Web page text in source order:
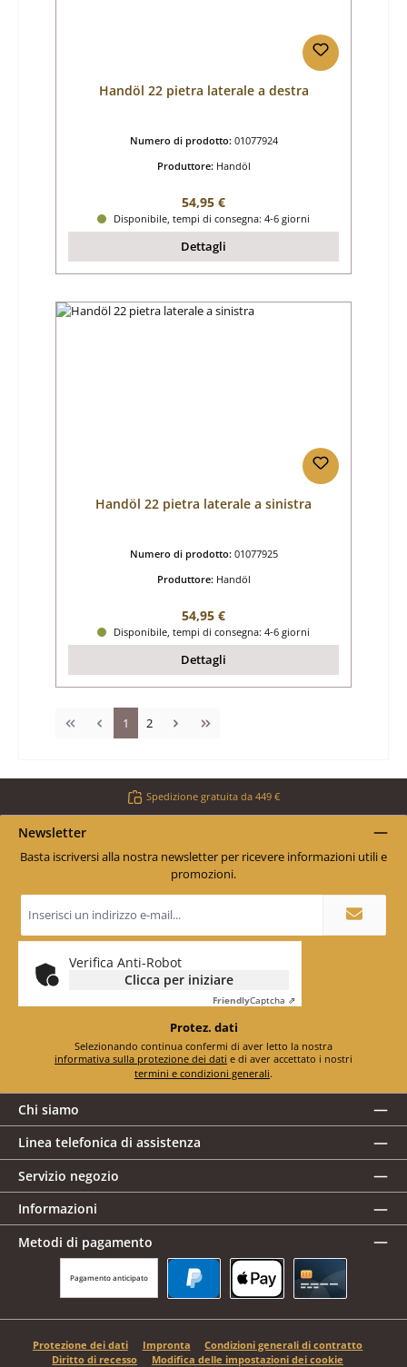
Handöl 22 pietra laterale a destra
Numero di prodotto: 01077924
Produttore: Handöl
Prezzo normale:
54,95 €
Disponibile, tempi di consegna: 4-6 giorni
Dettagli
Handöl 22 pietra laterale a sinistra
Numero di prodotto: 01077925
Produttore: Handöl
Prezzo normale:
54,95 €
Disponibile, tempi di consegna: 4-6 giorni
Dettagli
Pagina
1 Pagina
2
Spedizione gratuita da 449 €
Newsletter
Basta iscriversi alla nostra newsletter per ricevere informazioni utili e
promozioni.
Indirizzo
e-
*
Verifica Anti-Robot
Clicca per iniziare
FriendlyCaptcha ⇗
Protez. dati
informativa sulla protezione dei dati
termini e condizioni generali.
Chi siamo
Linea telefonica di assistenza
Servizio negozio
Informazioni
Metodi di pagamento
Pagamento anticipato
Protezione dei dati Impronta
Condizioni generali di contratto
Diritto di recesso
Modifica delle impostazioni dei cookie